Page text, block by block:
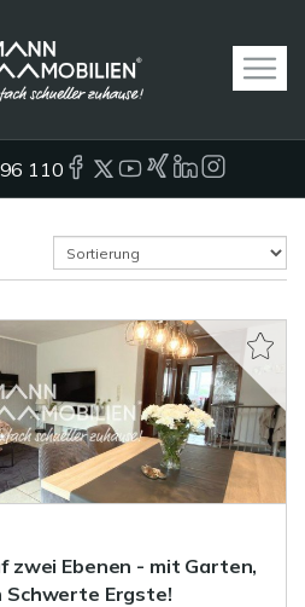
110
zwei Ebenen - mit Garten,
Schwerte Ergste!